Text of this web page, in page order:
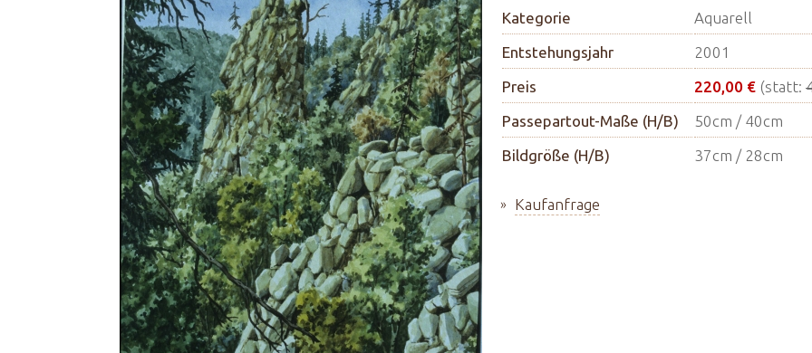
Kategorie
Aquarell
Entstehungsjahr
2001
Preis
220,00 € (statt:
Passepartout-Maße (H/B)
50cm / 40cm
Bildgröße (H/B)
37cm / 28cm
Kaufanfrage